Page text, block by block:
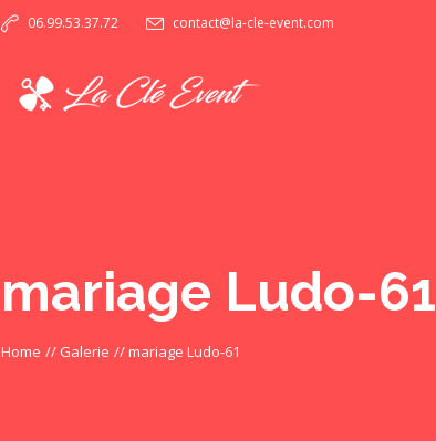
06.99.53.37.72 contact@la-cle-event.com
mariage Ludo-61
Home // Galerie //mariage Ludo-61